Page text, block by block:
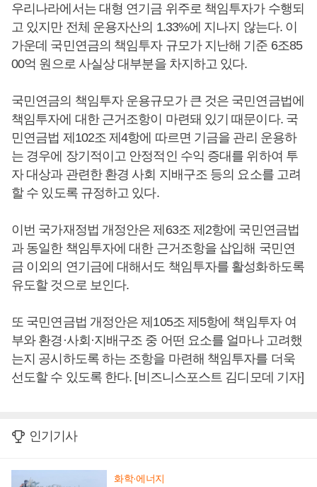
우리나라에서는 대형 연기금 위주로 책임투자가 수행되
고 있지만 전체 운용자산의 1.33%에 지나지 않는다. 이
가운데 국민연금의 책임투자 규모가 지난해 기준 6조85
00억 원으로 사실상 대부분을 차지하고 있다.
국민연금의 책임투자 운용규모가 큰 것은 국민연금법에
책임투자에 대한 근거조항이 마련돼 있기 때문이다. 국
민연금법 제102조 제4항에 따르면 기금을 관리 운용하
는 경우에 장기적이고 안정적인 수익 증대를 위하여 투
자 대상과 관련한 환경 사회 지배구조 등의 요소를 고려
할 수 있도록 규정하고 있다.
이번 국가재정법 개정안은 제63조 제2항에 국민연금법
과 동일한 책임투자에 대한 근거조항을 삽입해 국민연
금 이외의 연기금에 대해서도 책임투자를 활성화하도록
유도할 것으로 보인다.
또 국민연금법 개정안은 제105조 제5항에 책임투자 여
부와 환경·사회·지배구조 중 어떤 요소를 얼마나 고려했
는지 공시하도록 하는 조항을 마련해 책임투자를 더욱
선도할 수 있도록 한다. [비즈니스포스트 김디모데 기자]
인기기사
화학·에너지